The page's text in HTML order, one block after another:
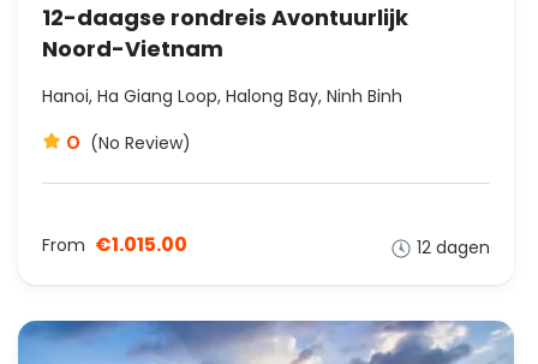
12-daagse rondreis Avontuurlijk
Noord-Vietnam
Hanoi, Ha Giang Loop, Halong Bay, Ninh Binh
0 (No Review)
From €1.015.00 12 dagen